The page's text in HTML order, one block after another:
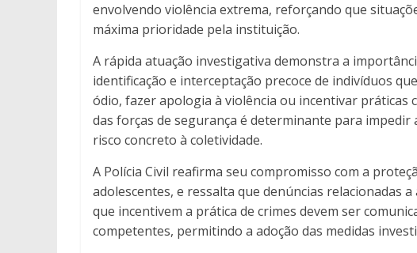
envolvendo violência extrema, reforçando que
máxima prioridade pela instituição.
A rápida atuação investigativa demonstra a
identificação e interceptação precoce de indivíduos
ódio, fazer apologia à violência ou incentivar práticas
das forças de segurança é determinante para
risco concreto à coletividade.
A Polícia Civil reafirma seu compromisso com a
adolescentes, e ressalta que denúncias relacionadas
que incentivem a prática de crimes devem ser
competentes, permitindo a adoção das medidas